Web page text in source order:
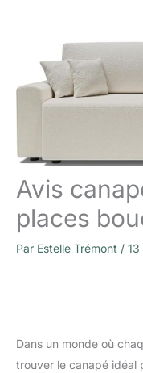
Avis
places
Par Estelle Trémont /
Dans un monde où
trouver le canapé idéal